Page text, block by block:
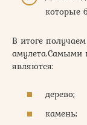
которые
В итоге
амулета.Самыми
являются:
дерево;
камень;